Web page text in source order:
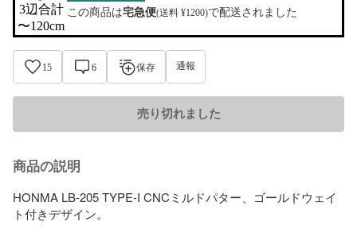
3辺合計
〜120cm
この商品は宅急便(送料 ¥1200)で配送されました
15 6 保存 通報
売り切れました
商品の説明
HONMA LB-205 TYPE-I CNCミルドパター、ゴールドウェイ
ト付きデザイン。